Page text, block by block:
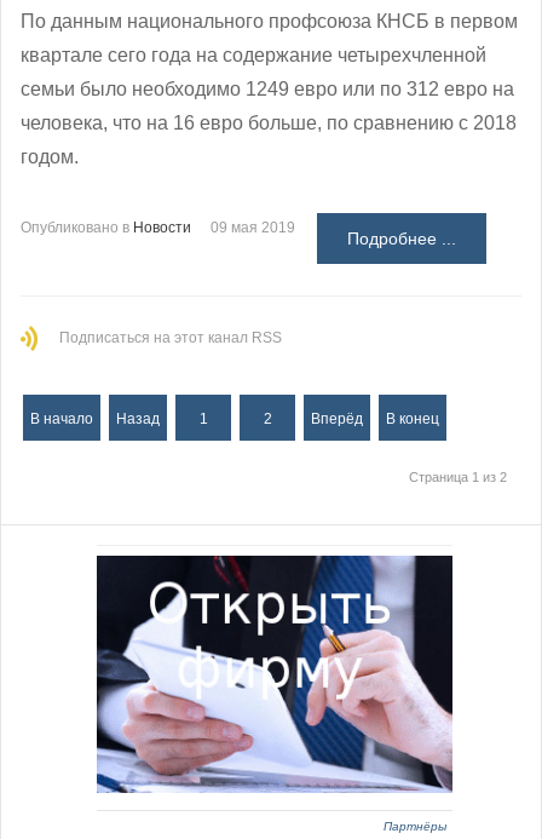
По данным национального профсоюза КНСБ в первом
квартале сего года на содержание четырехчленной
семьи было необходимо 1249 евро или по 312 евро на
человека, что на 16 евро больше, по сравнению с 2018
годом.
Опубликовано в Новости 09 мая 2019
Подробнее ...
Подписаться на этот канал RSS
В начало Назад 1 2 Вперёд В конец
Страница 1 из 2
Партнёры